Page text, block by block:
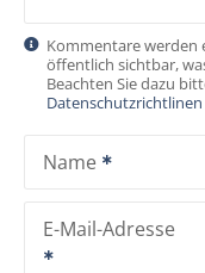
Kommentare werden
öffentlich sichtbar,
Beachten Sie dazu
Datenschutzrichtlinen
Name
E-Mail-Adresse